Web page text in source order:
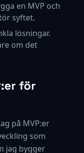
en MVP och
syftet.
lösningar.
om det
för
på MVP:er
som
jag bygger